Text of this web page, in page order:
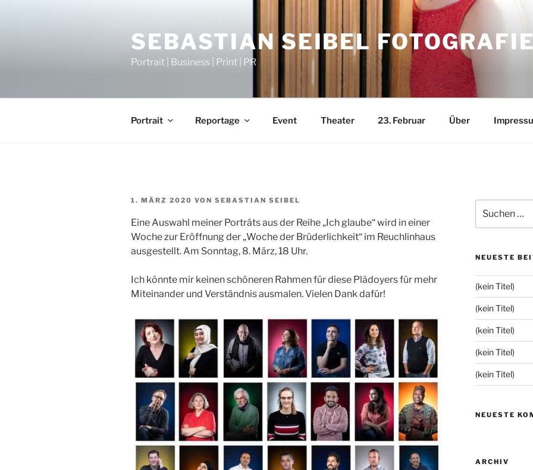
SEBASTIAN SEIBEL FOTOGRAFIE
Portrait | Business | Print | PR
Portrait Reportage Event Theater 23. Februar Über
VERÖFFENTLICHT
1. MÄRZ 2020 VON SEBASTIAN SEIBEL
Eine Auswahl meiner Porträts aus der Reihe „Ich glaube“ wird in einer
Woche zur Eröffnung der „Woche der Brüderlichkeit“ im Reuchlinhaus
ausgestellt. Am Sonntag, 8. März, 18 Uhr.
Ich könnte mir keinen schöneren Rahmen für diese Plädoyers für mehr
Miteinander und Verständnis ausmalen. Vielen Dank dafür!
nach:
NEUESTE
(kein Titel)
(kein Titel)
(kein Titel)
(kein Titel)
(kein Titel)
NEUESTE
ARCHIV